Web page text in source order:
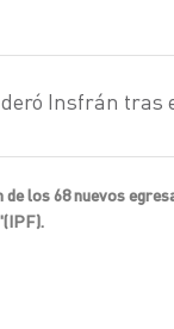
Insfrán tras
los 68 nuevos